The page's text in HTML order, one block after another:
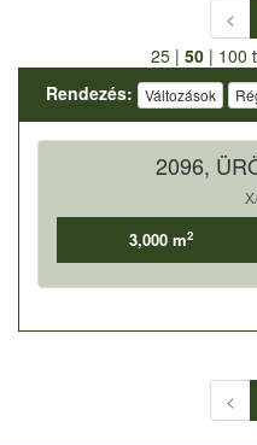
<
25| 50| 100
Rendezés:
Változások
2096,
3,000 m2
<